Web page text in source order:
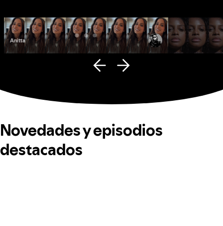
Anitta Fana Hues
Novedades y episodios
destacados